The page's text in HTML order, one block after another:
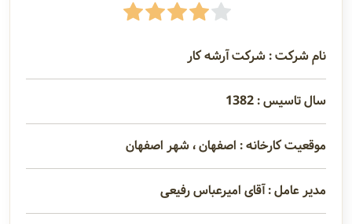
نام شرکت : شرکت آرشه کار
سال تاسیس : 1382
موقعیت کارخانه : اصفهان ، شهر اصفهان
مدیر عامل : آقای امیرعباس رفیعی